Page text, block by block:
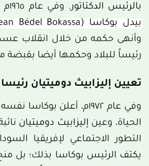
بالرئيس الدكتاتور. وفي عام ١٩٦٥م أطاح العقيد
بيدل بوكاسا (Jean Bédel Bokassa)
وأنهى حكمه من خلال انقلاب
رئيساً للبلاد وحكمها أيضا بقبضة
تعيين إليزابيث دوميتيان رئيسا
وفي عام ١٩٧٢م، أعلن
الحياة، وعين إليزابيث دوميتيان
التطور الاجتماعي لإفريقيا
يكتف الرئيس بوكاسا بذلك؛ بل